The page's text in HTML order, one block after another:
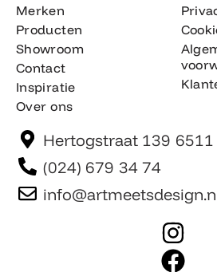
Merken
Producten
Showroom
Contact
Inspiratie
Over ons
Hertogstraat 139 6511
(024) 679 34 74
I
n
F